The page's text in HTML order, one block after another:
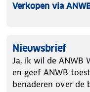
Verkopen via
Nieuwsbrief
Ja, ik wil de ANWB
en geef ANWB
benaderen over de